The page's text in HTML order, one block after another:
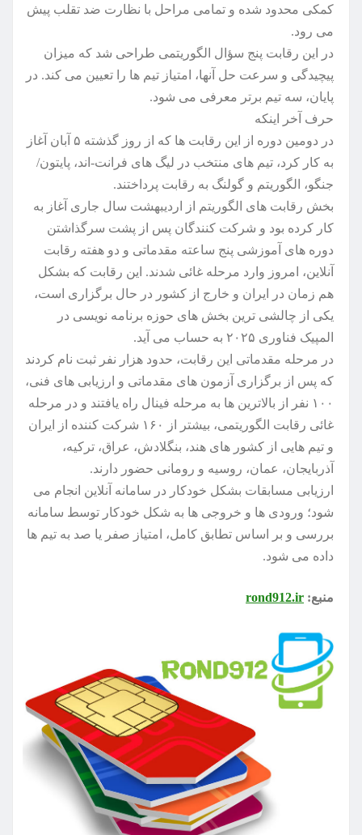
کمکی محدود شده و تمامی مراحل با نظارت ضد تقلب پیش
می رود.
در این رقابت پنج سؤال الگوریتمی طراحی شد که میزان
پیچیدگی و سرعت حل آنها، امتیاز تیم ها را تعیین می کند. در
پایان، سه تیم برتر معرفی می شود.
حرف آخر اینکه
در دومین دوره از این رقابت ها که از روز گذشته ۵ آبان آغاز
به کار کرد، تیم های منتخب در لیگ های فرانت-اند، پایتون/
جنگو، الگوریتم و گولنگ به رقابت پرداختند.
بخش رقابت های الگوریتم از اردیبهشت سال جاری آغاز به
کار کرده بود و شرکت کنندگان پس از پشت سرگذاشتن
دوره های آموزشی پنج ساعته مقدماتی و دو هفته رقابت
آنلاین، امروز وارد مرحله غائی شدند. این رقابت که بشکل
هم زمان در ایران و خارج از کشور در حال برگزاری است،
یکی از چالشی ترین بخش های حوزه برنامه نویسی در
المپیک فناوری ۲۰۲۵ به حساب می آید.
در مرحله مقدماتی این رقابت، حدود هزار نفر ثبت نام کردند
که پس از برگزاری آزمون های مقدماتی و ارزیابی های فنی،
۱۰۰ نفر از بالاترین ها به مرحله فینال راه یافتند و در مرحله
غائی رقابت الگوریتمی، بیشتر از ۱۶۰ شرکت کننده از ایران
و تیم هایی از کشور های هند، بنگلادش، عراق، ترکیه،
آذربایجان، عمان، روسیه و رومانی حضور دارند.
ارزیابی مسابقات بشکل خودکار در سامانه آنلاین انجام می
شود؛ ورودی ها و خروجی ها به شکل خودکار توسط سامانه
بررسی و بر اساس تطابق کامل، امتیاز صفر یا صد به تیم ها
داده می شود.
منبع: rond912.ir